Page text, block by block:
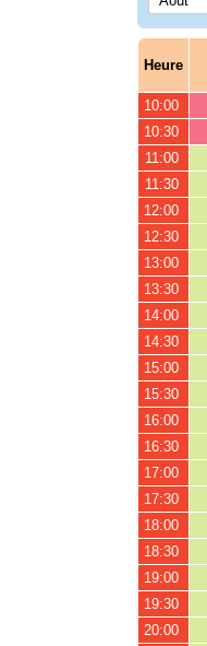
Heure
10:00
10:30
11:00
11:30
12:00
12:30
13:00
13:30
14:00
14:30
15:00
15:30
16:00
16:30
17:00
17:30
18:00
18:30
19:00
19:30
20:00